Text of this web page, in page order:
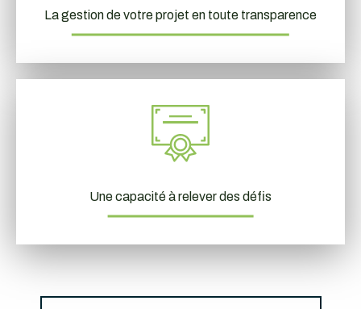
La gestion de votre projet en toute transparence
Une capacité à relever des défis